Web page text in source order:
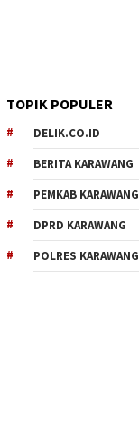
TOPIK POPULER
DELIK.CO.ID
BERITA KARAWANG
PEMKAB KARAWANG
DPRD KARAWANG
POLRES KARAWANG